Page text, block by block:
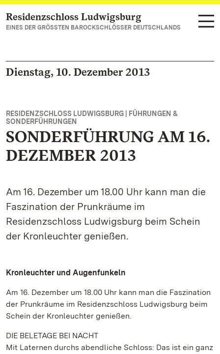
Zum Hauptinhalt springen
Residenzschloss Ludwigsburg
EINES DER GRÖSSTEN BAROCKSCHLÖSSER DEUTSCHLANDS
Dienstag, 10. Dezember 2013
RESIDENZSCHLOSS LUDWIGSBURG | FÜHRUNGEN &
SONDERFÜHRUNGEN
SONDERFÜHRUNG AM 16.
DEZEMBER 2013
Am 16. Dezember um 18.00 Uhr kann man die
Faszination der Prunkräume im
Residenzschloss Ludwigsburg beim Schein
der Kronleuchter genießen.
Kronleuchter und Augenfunkeln
Am 16. Dezember um 18.00 Uhr kann man die Faszination
der Prunkräume im Residenzschloss Ludwigsburg beim
Schein der Kronleuchter genießen.
DIE BELETAGE BEI NACHT
Mit Laternen durchs abendliche Schloss: Das ist ein ganz